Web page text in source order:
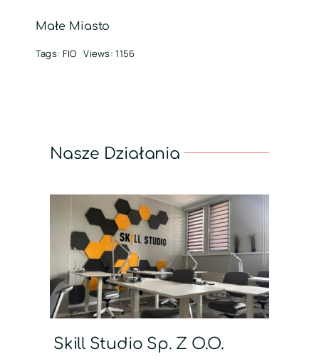
Małe Miasto
Tags: FIO Views: 1156
Nasze Działania
Skill Studio Sp. Z O.o.